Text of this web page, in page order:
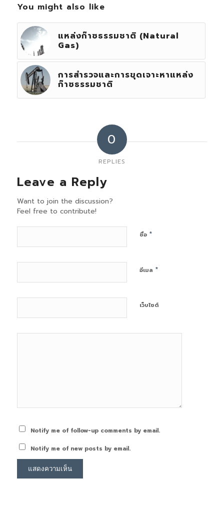
You might also like
แหล่งก๊าซธรรมชาติ (Natural
Gas)
การสำรวจและการขุดเจาะหาแหล่ง
ก๊าซธรรมชาติ
0
REPLIES
Leave a Reply
Want to join the discussion?
Feel free to contribute!
ชื่อ *
อีเมล *
เว็บไซต์
Notify me of follow-up comments by email.
Notify me of new posts by email.